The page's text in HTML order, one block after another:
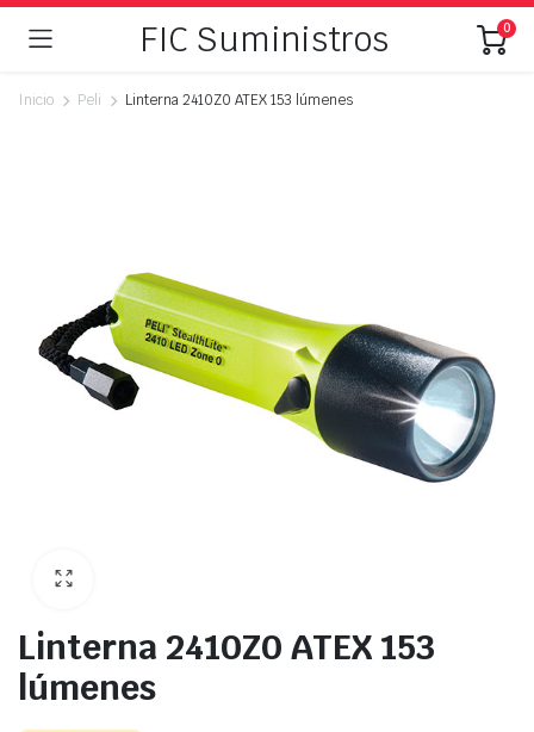
FIC Suministros 0
Inicio Peli Linterna 2410Z0 ATEX 153 lúmenes
Linterna 2410Z0 ATEX 153
lúmenes